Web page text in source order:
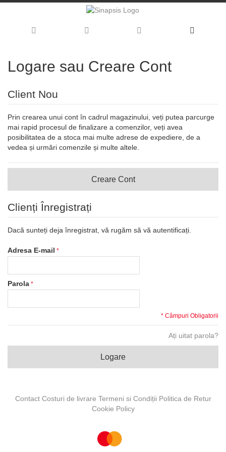
Logare sau Creare Cont
Client Nou
Prin crearea unui cont în cadrul magazinului, veți putea parcurge
mai rapid procesul de finalizare a comenzilor, veți avea
posibilitatea de a stoca mai multe adrese de expediere, de a
vedea și urmări comenzile și multe altele.
Creare Cont
Clienți Înregistrați
Dacă sunteți deja înregistrat, vă rugăm să vă autentificați.
Adresa E-mail
Parola
* Câmpuri Obligatorii
Ați uitat parola?
Logare
Contact Costuri de livrare Termeni si Condiții Politica de Retur
Cookie Policy